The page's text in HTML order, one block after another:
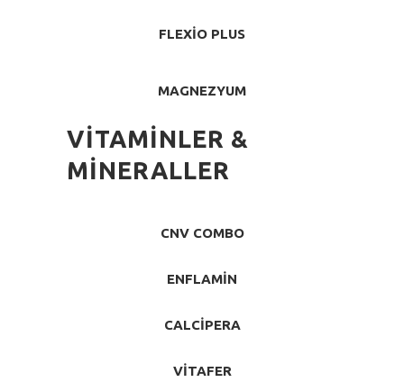
FLEXIO PLUS
MAGNEZYUM
VITAMINLER &
MINERALLER
CNV COMBO
ENFLAMIN
CALCİPERA
VITAFER